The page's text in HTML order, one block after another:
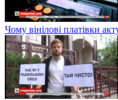
Чому вінілові платівки